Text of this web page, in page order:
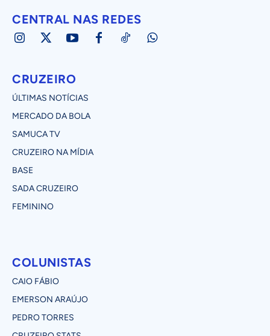
CENTRAL NAS REDES
CRUZEIRO
ÚLTIMAS NOTÍCIAS
MERCADO DA BOLA
SAMUCA TV
CRUZEIRO NA MÍDIA
BASE
SADA CRUZEIRO
FEMININO
COLUNISTAS
CAIO FÁBIO
EMERSON ARAÚJO
PEDRO TORRES